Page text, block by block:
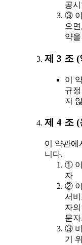
공
③ 이
으
약
제 3 조
이
규
지
제 4 조
이 약관에
니다.
① 이
자
② 이
서
자
문
③ 비
기